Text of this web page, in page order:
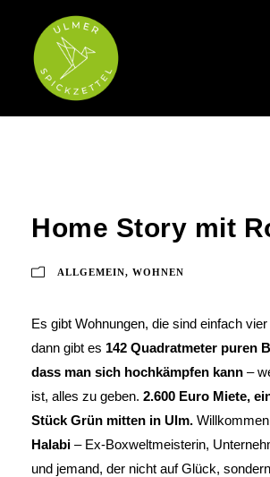
Home Story mit
ALLGEMEIN, WOHNEN
Es gibt Wohnungen, die sind einfach
dann gibt es 142 Quadratmeter puren
dass man sich hochkämpfen kann –
ist, alles zu geben. 2.600 Euro Miete,
Stück Grün mitten in Ulm.
Halabi – Ex-Boxweltmeisterin,
und jemand, der nicht auf Glück,